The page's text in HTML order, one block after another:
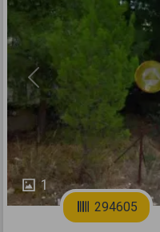
1
Previous
294605